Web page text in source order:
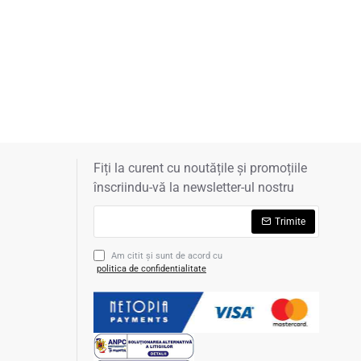
Fiți la curent cu noutățile și promoțiile
înscriindu-vă la newsletter-ul nostru
Trimite
Am citit şi sunt de acord cu
politica de confidentialitate